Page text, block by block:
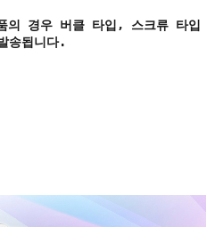
의 경우 버클 타입, 스크류 타입
송됩니다.